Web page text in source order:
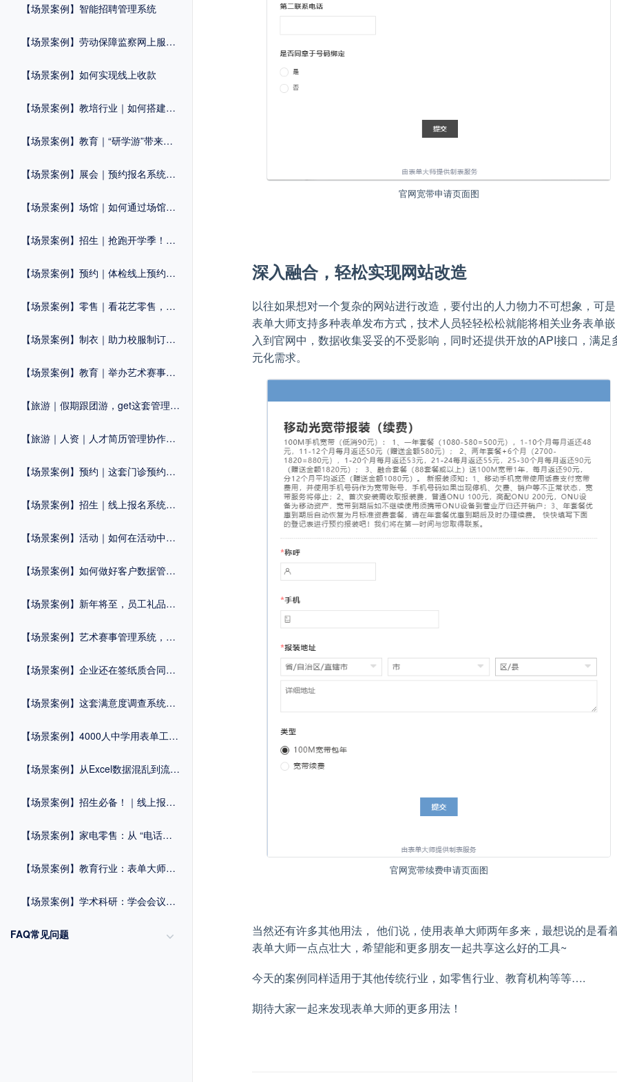
【场景案例】智能招聘管理系统
【场景案例】劳动保障监察网上服务平台
【场景案例】如何实现线上收款
【场景案例】教培行业｜如何搭建自己的活动报名系统？
【场景案例】教育｜“研学游”带来报名热！简化流程，招生工作一步到位
【场景案例】展会｜预约报名系统，优化展会流程，拒绝“忙乱杂”
【场景案例】场馆｜如何通过场馆预约系统提升运营效率？
【场景案例】招生｜抢跑开学季！这套「招生系统」提前收藏
【场景案例】预约｜体检线上预约系统怎么做？
【场景案例】零售｜看花艺零售，如何打造自己的线上商城？
【场景案例】制衣｜助力校服制订流程化，提高管理效率！
【场景案例】教育｜举办艺术赛事，这套活动解决方案建议知道！
【旅游｜假期跟团游，get这套管理系统，提升效率不止一点！
【旅游｜人资｜人才简历管理协作工具，让招聘更轻松！
【场景案例】预约｜这套门诊预约系统，助力“医”路畅通
【场景案例】招生｜线上报名系统，让复杂工作变简单
【场景案例】活动｜如何在活动中一站式完成报名+签到+核销？
【场景案例】如何做好客户数据管理？这个方法很重要！
【场景案例】新年将至，员工礼品兑换系统，速来get！
【场景案例】艺术赛事管理系统，轻松报考一步到位！
【场景案例】企业还在签纸质合同？2025年，电子合同了解一下？
【场景案例】这套满意度调查系统，让医院服务大升级！
【场景案例】4000人中学用表单工具破解3大招生难题，零代码提效翻倍！
【场景案例】从Excel数据混乱到流程自动化：这家制造企业如何用表单工具实现管理破局？
【场景案例】招生必备！｜线上报名系统一键破解信息收集难题
【场景案例】家电零售：从 “电话依赖” 到 “扫码全流程管理”
【场景案例】教育行业：表单大师赋能报名管理与毕业流程优化方案
【场景案例】学术科研：学会会议组织与数据统计方案
FAQ常见问题
官网宽带申请页面图
深入融合，轻松实现网站改造
以往如果想对一个复杂的网站进行改造，要付出的人力物力不可想象，可是
表单大师支持多种表单发布方式，技术人员轻轻松松就能将相关业务表单嵌
入到官网中，数据收集妥妥的不受影响，同时还提供开放的API接口，满足
元化需求。
官网宽带续费申请页面图
当然还有许多其他用法， 他们说，使用表单大师两年多来，最想说的是看
表单大师一点点壮大，希望能和更多朋友一起共享这么好的工具~
今天的案例同样适用于其他传统行业，如零售行业、教育机构等等….
期待大家一起来发现表单大师的更多用法！